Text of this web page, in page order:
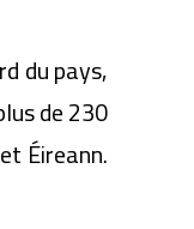
du pays,
de 230
Éireann.